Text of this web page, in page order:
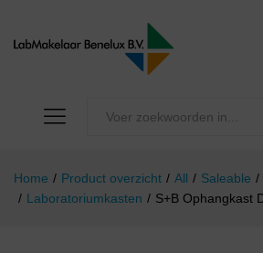
Home / Product overzicht / All / Saleable /
/ Laboratoriumkasten / S+B Ophangkast